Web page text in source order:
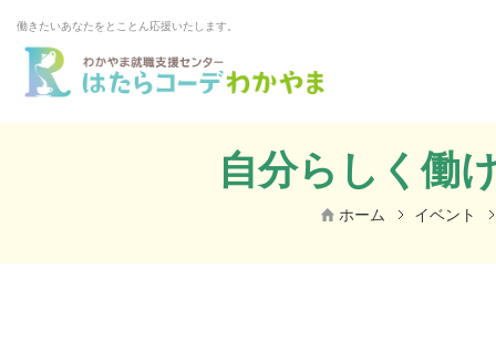
働きたいあなたをとことん応援いたします。
自分らしく働
ホーム イベント